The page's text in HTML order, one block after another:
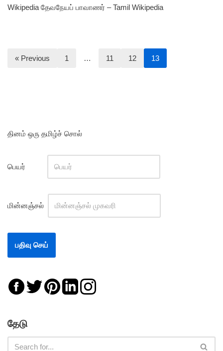
Wikipedia தேவநேயப் பாவாணர் – Tamil Wikipedia
« Previous 1 … 11 12 13
தினம் ஒரு தமிழ்ச் சொல்
பெயர்
மின்னஞ்சல்
தேடு